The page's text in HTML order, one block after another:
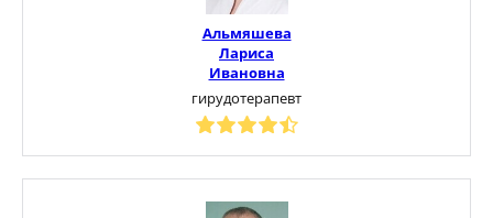
Альмяшева
Лариса
Ивановна
гирудотерапевт